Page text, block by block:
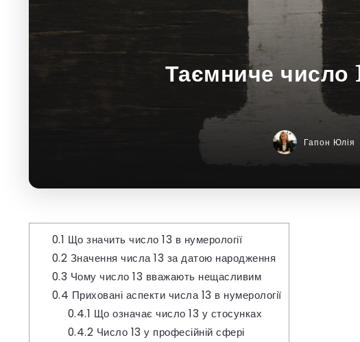
Таємниче число
Гапон Юлія
0.1 Що значить число 13 в нумерології
0.2 Значення числа 13 за датою народження
0.3 Чому число 13 вважають нещасливим
0.4 Приховані аспекти числа 13 в нумерології
0.4.1 Що означає число 13 у стосунках
0.4.2 Число 13 у професійній сфері